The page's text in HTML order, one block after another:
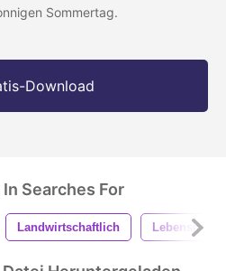
Sommertag.
Download
Searches For
Landwirtschaftlich Lebensmittel